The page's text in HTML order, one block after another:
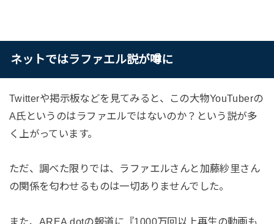
ネットではラファエル説が噂に
Twitterや掲示板などを見てみると、この大物YouTuberの
A氏というのはラファエルではないのか？という説が多
く上がっています。
ただ、調べた限りでは、ラファエルさんと加藤紗里さん
の関係を匂わせるものは一切ありませんでした。
また、AREA dotの報道に『1000万回以上再生の動画も